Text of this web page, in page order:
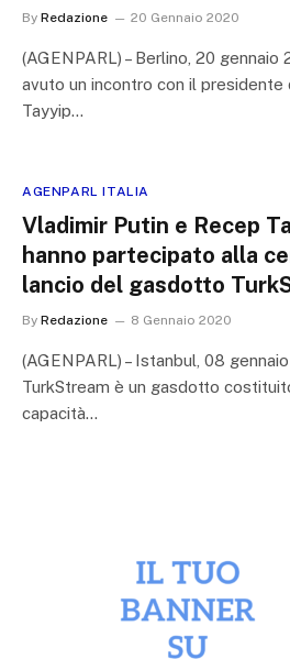
By Redazione 20 Gennaio 2020
(AGENPARL) – Berlino, 20 gennaio
avuto un incontro con il presidente
Tayyip…
AGENPARL ITALIA
Vladimir Putin e Recep
hanno partecipato alla
lancio del gasdotto
By Redazione 8 Gennaio 2020
(AGENPARL) – Istanbul, 08
TurkStream è un gasdotto
capacità…